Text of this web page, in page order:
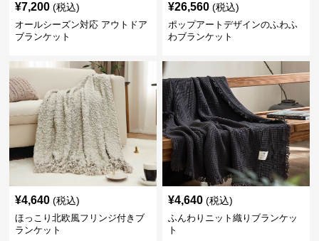
¥7,200 (税込)
オールシーズン対応 アウトドア
ブランケット
¥26,560 (税込)
ポップアートデザインのふわふ
わブランケット
¥4,640 (税込)
ほっこり北欧風フリンジ付きブ
ランケット
¥4,640 (税込)
ふんわりニット織りブランケッ
ト